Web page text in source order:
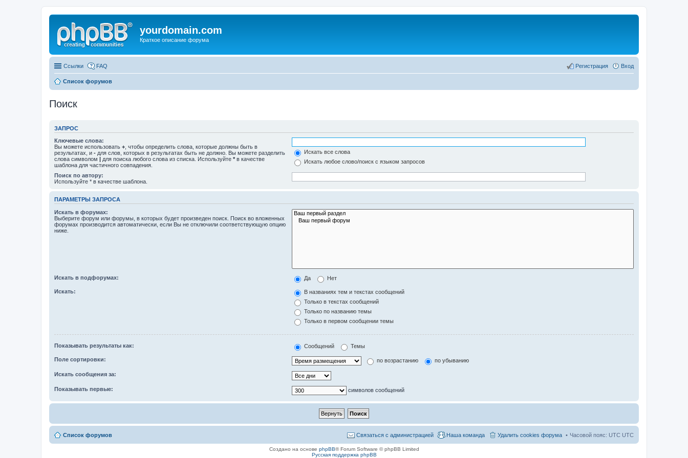
yourdomain.com
Краткое описание форума
Ссылки FAQ Вход
Регистрация
Список форумов
Поиск
ЗАПРОС
Ключевые слова:
Вы можете использовать + , чтобы определить слова, которые должны быть в
результатах, и - для слов, которых в результатах быть не должно. Вы можете разделить
слова символом | для поиска любого слова из списка. Используйте * в качестве
шаблона для частичного совпадения.
Искать все слова
Искать любое слово/поиск с языком запросов
Поиск по автору:
Используйте * в качестве шаблона.
ПАРАМЕТРЫ ЗАПРОСА
Искать в форумах:
Выберите форум или форумы, в которых будет произведен поиск. Поиск во вложенных
форумах производится автоматически, если Вы не отключили соответствующую опцию
ниже.
Искать в подфорумах: Да Нет
Искать:
В названиях тем и текстах сообщений
Только в текстах сообщений
Только по названию темы
Только в первом сообщении темы
Показывать результаты как: Сообщений Темы
Поле сортировки: по возрастанию по убыванию
Искать сообщения за:
Показывать первые: символов сообщений
Список форумов Часовой пояс: UTC UTC
Удалить cookies форума
Наша команда
Связаться с администрацией
Создано на основе phpBB® Forum Software © phpBB Limited
Русская поддержка phpBB